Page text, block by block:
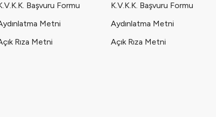
Kız Çocuk Takım (2-3-4-5 yaş) Seri - 1052-Pembe
(2-3-4-5 yaş) Seri - 1052-Krem
Başvuru Formu
Metni
Rıza Metni
K.V.K.K. Başvuru Formu
Aydınlatma Metni
Açık Rıza Metni